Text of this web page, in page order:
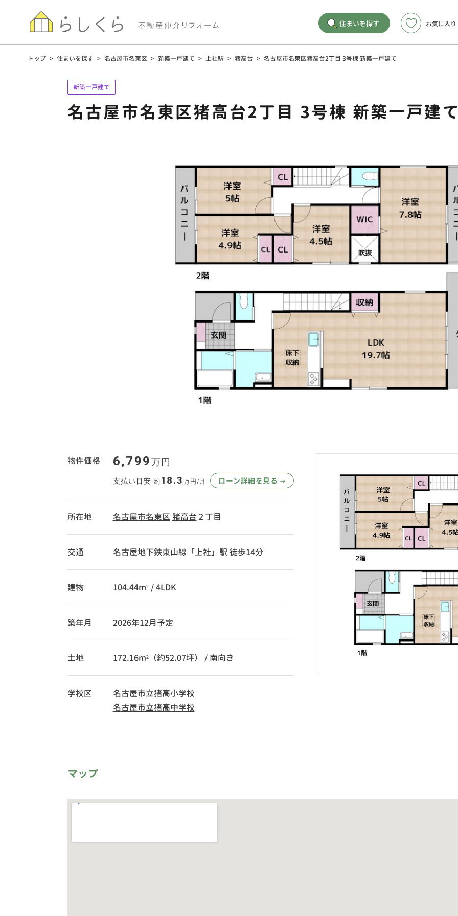
住まいを探す お気に入り
トップ > 住まいを探す > 名古屋市名東区 > 新築一戸建て > 上社駅 > 猪高台 > 名古屋市名東区猪高台2丁目 3号棟 新築一戸建て
新築一戸建て
名古屋市名東区猪高台2丁目 3号棟 新築一戸建
物件価格 6,799万円
支払い目安 約 18.3万円/月 ローン詳細を見る→
所在地 名古屋市名東区 猪高台２丁目
交通 名古屋地下鉄東山線「上社」駅 徒歩14分
建物 104.44m² / 4LDK
築年月 2026年12月予定
土地 172.16m²（約52.07坪） / 南向き
学校区
名古屋市立猪高小学校
名古屋市立猪高中学校
マップ